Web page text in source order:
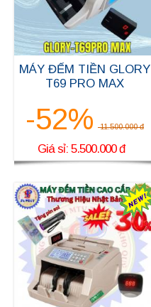
MÁY ĐẾM TIỀN GLORY
T69 PRO MAX
-52% 11.500.000 đ
Giá sỉ: 5.500.000 đ